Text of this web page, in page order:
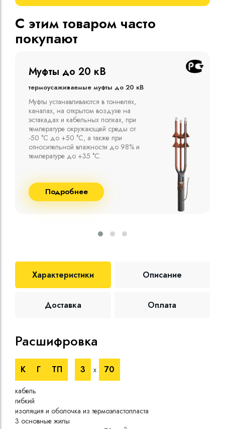
С этим товаром часто
покупают
Муфты до 10 кВ
Термоусаживаемые муфты до 10 кВ
Компания ООО "Москабельторг"
предлагает, как соединительные
термоусаживаемые муфты на кабель
напряжением до 10 кВ с изоляцией
из маслопропитанной бумаги и
сшитого полиэтилена собственного
производства
Подробнее
Характеристики Описание
Доставка Оплата
Расшифровка
К Г ТП 3 х 70
кабель
гибкий
изоляция и оболочка из термоэластопласта
3 основные жилы